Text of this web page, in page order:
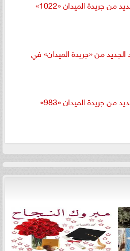
من جريدة الميدان «1022»
الجديد من «جريدة الميدان» في
من جريدة الميدان «983»